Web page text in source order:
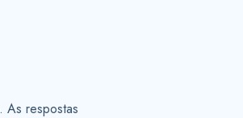
As respostas